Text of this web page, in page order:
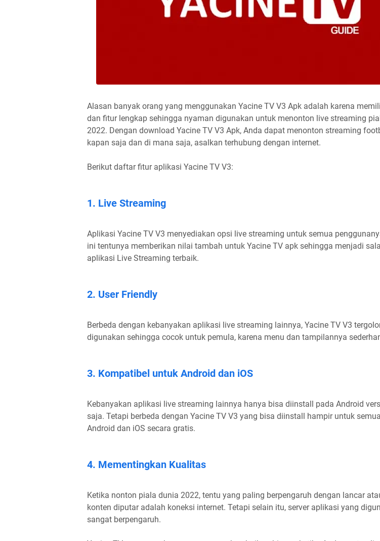
Alasan banyak orang yang menggunakan Yacine TV V3 Apk adalah karena
dan fitur lengkap sehingga nyaman digunakan untuk menonton live streaming
2022. Dengan download Yacine TV V3 Apk, Anda dapat menonton streaming
kapan saja dan di mana saja, asalkan terhubung dengan internet.
Berikut daftar fitur aplikasi Yacine TV V3:
1. Live Streaming
Aplikasi Yacine TV V3 menyediakan opsi live streaming untuk semua
ini tentunya memberikan nilai tambah untuk Yacine TV apk sehingga menjadi
aplikasi Live Streaming terbaik.
2. User Friendly
Berbeda dengan kebanyakan aplikasi live streaming lainnya, Yacine TV V3
digunakan sehingga cocok untuk pemula, karena menu dan tampilannya
3. Kompatibel untuk Android dan iOS
Kebanyakan aplikasi live streaming lainnya hanya bisa diinstall pada Android
saja. Tetapi berbeda dengan Yacine TV V3 yang bisa diinstall hampir untuk
Android dan iOS secara gratis.
4. Mementingkan Kualitas
Ketika nonton piala dunia 2022, tentu yang paling berpengaruh dengan lancar
konten diputar adalah koneksi internet. Tetapi selain itu, server aplikasi yang
sangat berpengaruh.